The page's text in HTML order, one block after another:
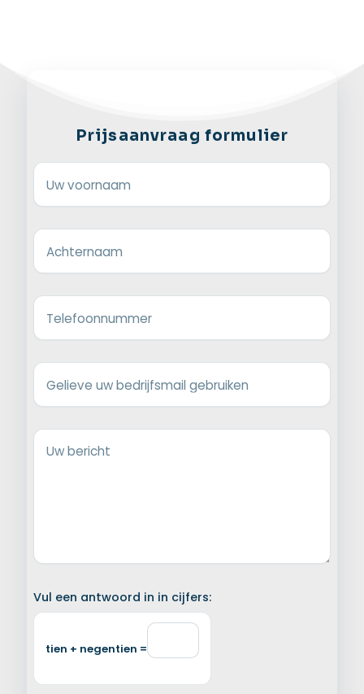
Prijsaanvraag formulier
Uw voornaam
Achternaam
Telefoonnummer
Gelieve uw bedrijfsmail gebruiken
Uw bericht
Vul een antwoord in in cijfers:
tien + negentien =